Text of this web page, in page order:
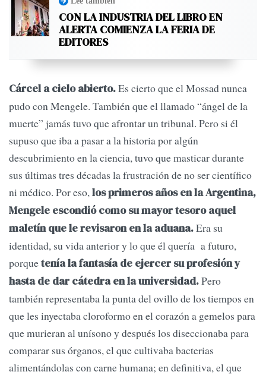
CON LA INDUSTRIA DEL LIBRO EN
ALERTA COMIENZA LA FERIA DE
EDITORES
Cárcel a cielo abierto.Es cierto que el Mossad nunca
pudo con Mengele. También que el llamado “ángel de la
muerte” jamás tuvo que afrontar un tribunal. Pero si él
supuso que iba a pasar a la historia por algún
descubrimiento en la ciencia, tuvo que masticar durante
sus últimas tres décadas la frustración de no ser científico
ni médico. Por eso, los primeros años en la Argentina,
Mengele escondió como su mayor tesoro aquel
maletín que le revisaron en la aduana.Era su
identidad, su vida anterior y lo que él quería a futuro,
porquetenía la fantasía de ejercer su profesión y
hasta de dar cátedra en la universidad.Pero
también representaba la punta del ovillo de los tiempos en
que les inyectaba cloroformo en el corazón a gemelos para
que murieran al unísono y después los diseccionaba para
comparar sus órganos, el que cultivaba bacterias
alimentándolas con carne humana; en definitiva, el que